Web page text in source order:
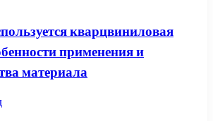
кварцвиниловая
применения и
материала